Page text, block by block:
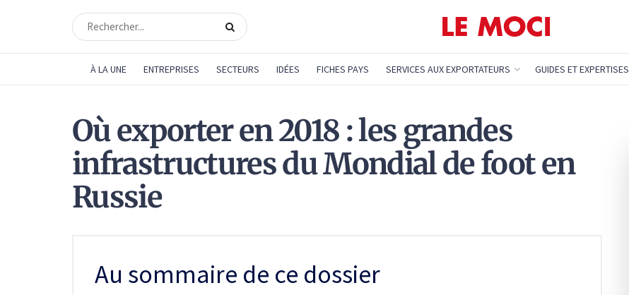
À LA UNE ENTREPRISES SECTEURS IDÉES FICHES PAYS SERVICES AUX EXPORTATEURS GUIDES ET EXPERTISES
Où exporter en 2018 : les grandes
infrastructures du Mondial de foot en
Russie
Au sommaire de ce dossier